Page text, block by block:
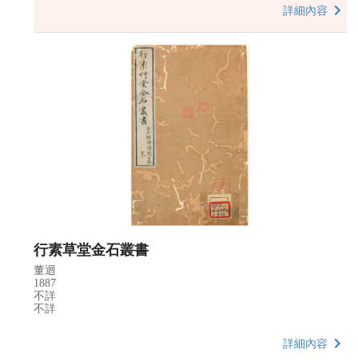
詳細內容
行素草堂金石叢書
董迴
1887
不詳
不詳
詳細內容